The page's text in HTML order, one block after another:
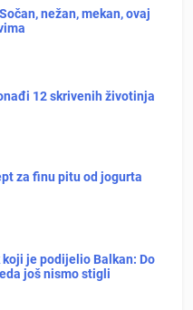
nežan, mekan, ovaj
12 skrivenih životinja
za finu pitu od jogurta
je podijelio Balkan: Do
još nismo stigli